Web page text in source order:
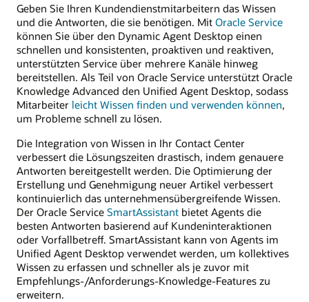
Geben Sie Ihren Kundendienstmitarbeitern das Wissen
und die Antworten, die sie benötigen. Mit Oracle Service
können Sie über den Dynamic Agent Desktop einen
schnellen und konsistenten, proaktiven und reaktiven,
unterstützten Service über mehrere Kanäle hinweg
bereitstellen. Als Teil von Oracle Service unterstützt Oracle
Knowledge Advanced den Unified Agent Desktop, sodass
Mitarbeiter leicht Wissen finden und verwenden können,
um Probleme schnell zu lösen.
Die Integration von Wissen in Ihr Contact Center
verbessert die Lösungszeiten drastisch, indem genauere
Antworten bereitgestellt werden. Die Optimierung der
Erstellung und Genehmigung neuer Artikel verbessert
kontinuierlich das unternehmensübergreifende Wissen.
Der Oracle Service SmartAssistant bietet Agents die
besten Antworten basierend auf Kundeninteraktionen
oder Vorfallbetreff. SmartAssistant kann von Agents im
Unified Agent Desktop verwendet werden, um kollektives
Wissen zu erfassen und schneller als je zuvor mit
Empfehlungs-/Anforderungs-Knowledge-Features zu
erweitern.